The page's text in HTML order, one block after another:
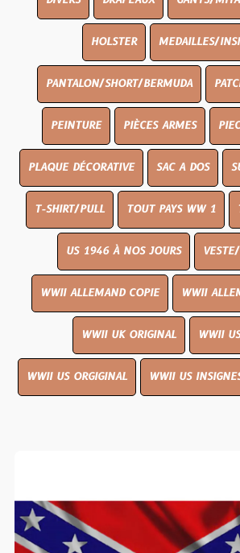
HOLSTER MEDAILLES/
PANTALON/SHORT/BERMUDA
PEINTURE PIÈCES ARMES
PLAQUE DÉCORATIVE SAC A DOS
T-SHIRT/PULL TOUT PAYS WW 1
US 1946 À NOS JOURS
WWII ALLEMAND COPIE WWII
WWII UK ORIGINAL WWII
WWII US ORGIGINAL WWII US